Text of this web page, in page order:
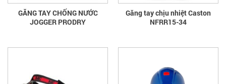
GĂNG TAY CHỐNG NƯỚC
JOGGER PRODRY
Găng tay chịu nhiệt Caston
NFRR15-34